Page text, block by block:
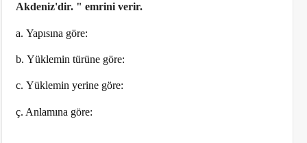
Akdeniz'dir. " emrini verir.
a. Yapısına göre:
b. Yüklemin türüne göre:
c. Yüklemin yerine göre:
ç. Anlamına göre: